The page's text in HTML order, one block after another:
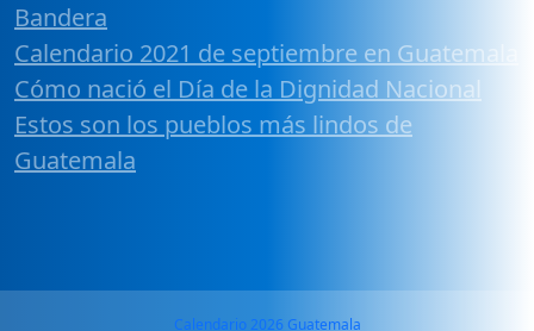
Bandera
Calendario 2021 de septiembre en Guatemala
Cómo nació el Día de la Dignidad Nacional
Estos son los pueblos más lindos de
Guatemala
Calendario 2026 Guatemala